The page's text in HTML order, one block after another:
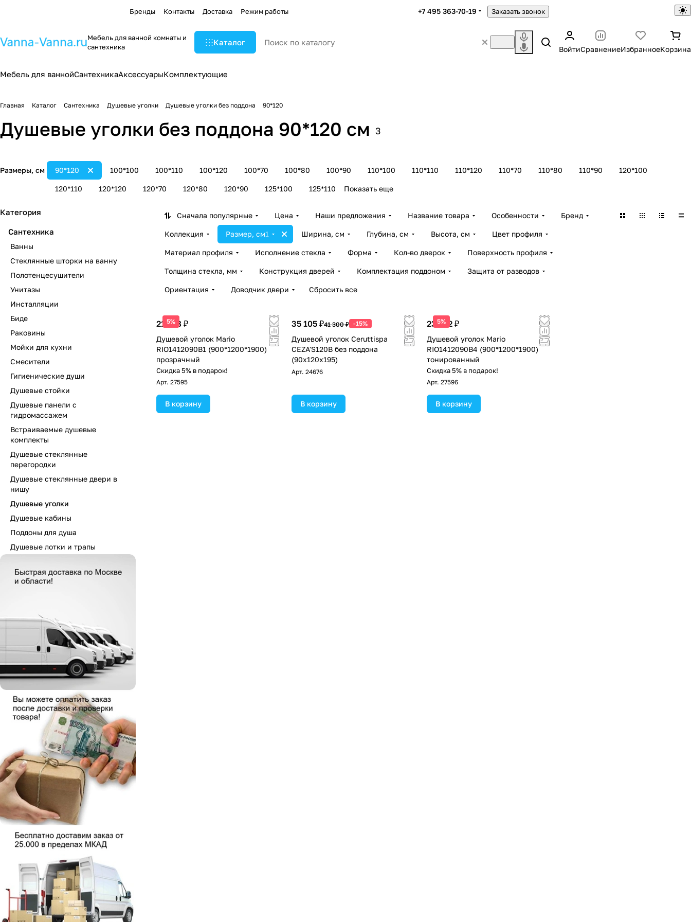
Бренды Контакты Доставка Режим работы +7 495 363-70-19 Заказать звонок
Мебель для ванной комнаты и
сантехника
Каталог
ВойтиСравнениеИзбранноеКорзина
Мебель для ваннойСантехникаАксессуарыКомплектующие
Главная Каталог Сантехника Душевые уголки Душевые уголки без поддона 90*120
Душевые уголки без поддона 90*120 см 3
Размеры, см 100*100 100*110 100*120 100*70 100*80 100*90 110*100 110*110 110*120 110*70 110*80 110*90 120*100
120*110 120*120 120*70 120*80 120*90 125*100 125*110
90*120
Показать еще
Сначала популярные Цена Наши предложения Название товара Особенности Бренд
Коллекция Размер, см1 Ширина, см Глубина, см Высота, см Цвет профиля
Материал профиля Исполнение стекла Форма Кол-во дверок Поверхность профиля
Толщина стекла, мм Конструкция дверей Комплектация поддоном Защита от разводов
Ориентация Доводчик двери Сбросить все
5%
21 528 ₽
Душевой уголок Mario
RIO1412090B1 (900*1200*1900)
прозрачный
Скидка 5% в подарок!
Арт. 27595
В корзину
35 105 ₽41 300 ₽ -15%
Душевой уголок Ceruttispa
CEZA'S120B без поддона
(90x120x195)
Арт. 24676
В корзину
5%
23 812 ₽
Душевой уголок Mario
RIO1412090B4 (900*1200*1900)
тонированный
Скидка 5% в подарок!
Арт. 27596
В корзину
Категория
Сантехника
Ванны
Стеклянные шторки на ванну
Полотенцесушители
Унитазы
Инсталляции
Биде
Раковины
Мойки для кухни
Смесители
Гигиенические души
Душевые стойки
Душевые панели с
гидромассажем
Встраиваемые душевые
комплекты
Душевые стеклянные
перегородки
Душевые стеклянные двери в
нишу
Душевые уголки
Душевые кабины
Поддоны для душа
Душевые лотки и трапы